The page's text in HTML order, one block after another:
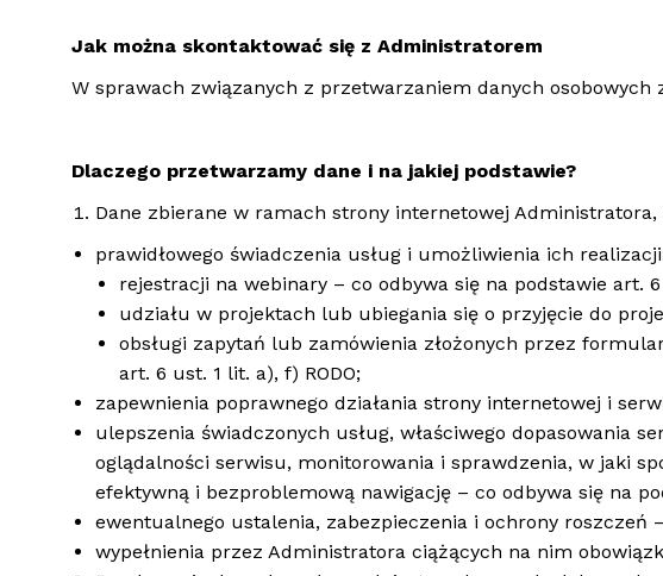
Jak można skontaktować się z Administratorem
W sprawach związanych z przetwarzaniem danych
Dlaczego przetwarzamy dane i na jakiej podstawie?
Dane zbierane w ramach strony internetowej
prawidłowego świadczenia usług i umożliwienia ich
rejestracji na webinary – co odbywa się na podstawie art. 6
udziału w projektach lub ubiegania się o przyjęcie do
obsługi zapytań lub zamówienia złożonych przez
art. 6 ust. 1 lit. a), f) RODO;
zapewnienia poprawnego działania strony internetowej i
ulepszenia świadczonych usług, właściwego
oglądalności serwisu, monitorowania i sprawdzenia, w jaki
efektywną i bezproblemową nawigację – co odbywa się na
ewentualnego ustalenia, zabezpieczenia i ochrony roszczeń
wypełnienia przez Administratora ciążących na nim